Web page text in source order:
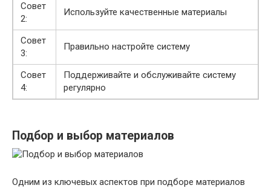
Совет
2:
Используйте качественные материалы
Совет
3:
Правильно настройте систему
Совет
4:
Поддерживайте и обслуживайте систему
регулярно
Подбор и выбор материалов
Одним из ключевых аспектов при подборе материалов